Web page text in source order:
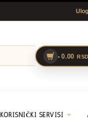
-0.00 RSD
KORISNIČKI SERVISI